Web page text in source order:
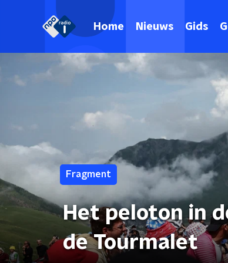
Home Nieuws Gids
Fragment
Het peloton in
de Tourmalet